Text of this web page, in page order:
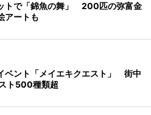
トで「錦魚の舞」 200匹の弥富金
アートも
ベント「メイエキクエスト」 街中
ト500種類超